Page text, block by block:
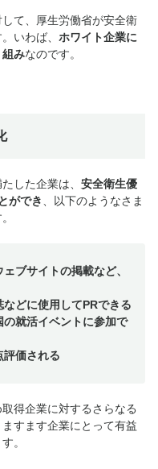
て、厚生労働省が安全衛
いわば、 ホワイト企業に
組みなのです。
した企業は、 安全衛生優
ができ
、以下のようなさま
ブサイトの掲載など、
などに使用してPRできる
の就活イベントに参加で
評価される
得企業に対するさらなる
すます企業にとって有益
。